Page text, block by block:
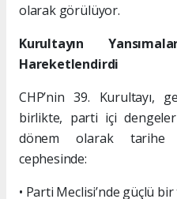
olarak görülüyor.
Kurultayın
Hareketlendirdi
CHP’nin 39. Kurultayı,
birlikte, parti içi
dönem olarak tarihe
cephesinde:
• Parti Meclisi’nde güçlü